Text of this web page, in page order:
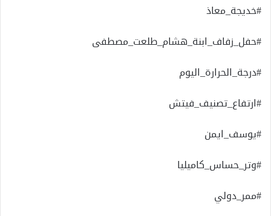
#خديجة_معاذ
#حفل_زفاف_ابنة_هشام_طلعت_مصطفى
#درجة_الحرارة_اليوم
#ارتفاع_تصنيف_فيتش
#يوسف_ايمن
#وتر_حساس_كاميليا
#ممر_دولي